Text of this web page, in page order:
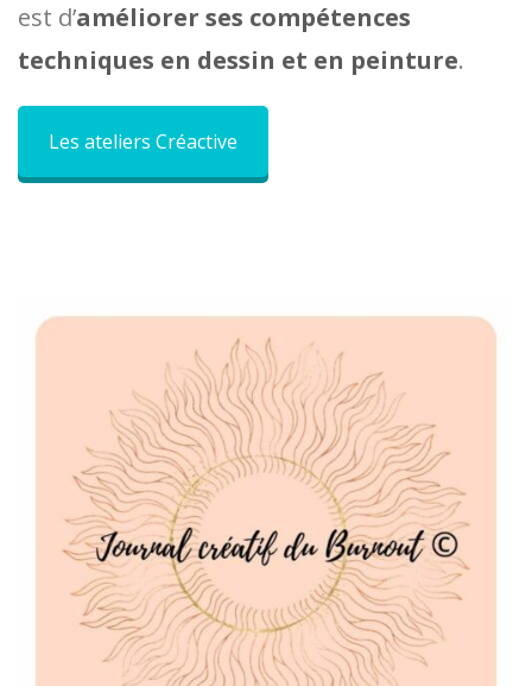
est d’améliorer ses compétences
techniques en dessin et en peinture.
Les ateliers Créactive